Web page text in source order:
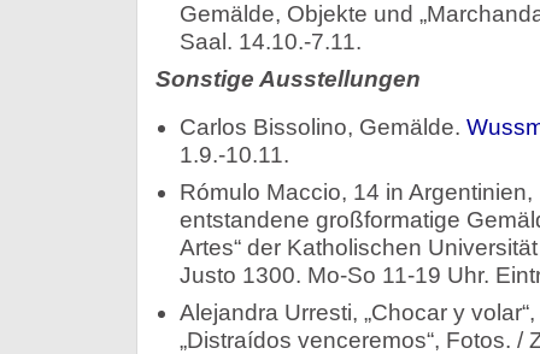
Gemälde, Objekte und
Saal. 14.10.-7.11.
Sonstige Ausstellungen
Carlos Bissolino, Gemälde.
1.9.-10.11.
Rómulo Maccio, 14 in
entstandene großformatige
Artes“ der Katholischen
Justo 1300. Mo-So 11-19 Uhr.
Alejandra Urresti, „Chocar y
„Distraídos venceremos“, Fotos. /